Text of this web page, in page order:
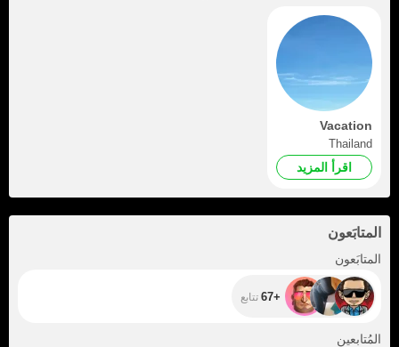
Vacation
Thailand
اقرأ المزيد
المتابَعون
المتابَعون
+67 تتابع
المُتابعين